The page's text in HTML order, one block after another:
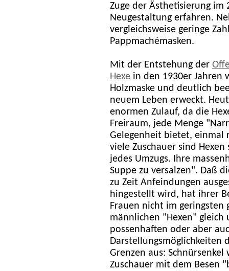
Zuge der Ästhetisierung
Neugestaltung erfahren.
vergleichsweise geringe
Pappmachémasken.
Mit der Entstehung der
Hexe in den 1930er Jahren
Holzmaske und deutlich
neuem Leben erweckt.
enormen Zulauf, da die
Freiraum, jede Menge
Gelegenheit bietet, einmal
viele Zuschauer sind
jedes Umzugs. Ihre
Suppe zu versalzen". Daß
zu Zeit Anfeindungen
hingestellt wird, hat ihrer
Frauen nicht im geringsten
männlichen "Hexen" gleich
possenhaften oder aber
Darstellungsmöglichkeiten
Grenzen aus:
Zuschauer mit dem Besen